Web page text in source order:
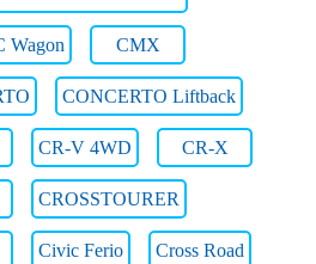
Wagon CMX
CONCERTO Liftback
CR-V 4WD CR-X
CROSSTOURER
Civic Ferio Cross Road